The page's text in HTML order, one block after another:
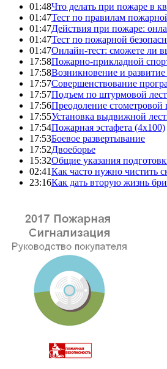
01:48Что делать при пожаре в
01:47Тест по правилам
01:47Действия при пожаре:
01:47Тест по пожарной
01:47Онлайн-тест: сможете ли
17:58Пожарно-прикладной
17:58Возникновение и
17:57Совершенствование
17:57Подъем по штурмовой
17:56Преодоление стометровой
17:55Установка выдвижной
17:54Пожарная эстафета (4x100)
17:53Боевое развертывание
17:52Двоеборье
15:32Общие указания
02:41Как часто нужно чистить
23:16Как дать вторую жизнь